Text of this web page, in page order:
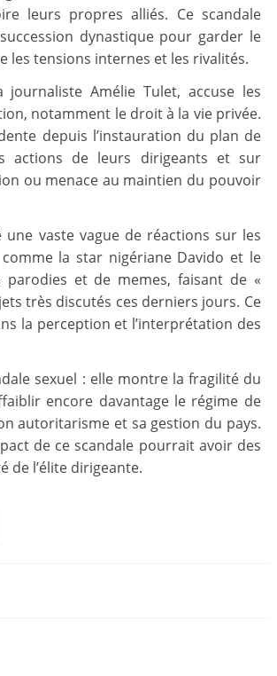
leurs propres alliés. Ce scandale
dynastique pour garder le
les tensions internes et les rivalités.
journaliste Amélie Tulet, accuse les
notamment le droit à la vie privée.
depuis l’instauration du plan de
actions de leurs dirigeants et sur
ou menace au maintien du pouvoir
une vaste vague de réactions sur les
la star nigériane Davido et le
parodies et de memes, faisant de «
très discutés ces derniers jours. Ce
la perception et l’interprétation des
sexuel : elle montre la fragilité du
encore davantage le régime de
autoritarisme et sa gestion du pays.
de ce scandale pourrait avoir des
de l’élite dirigeante.